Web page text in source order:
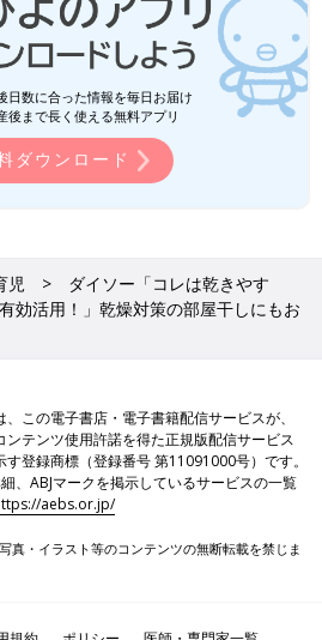
ドゥ「サッと拭ける」「これで完
面倒な掃除がラクになるおそうじ
4選
を迎える前には、家をきれいに掃除し
いですね！面倒に感じる大掃除も、便
テムを使うことでハードルが下がるこ
そこで今回は、キャンドゥで販売されて
除にも大活躍のお掃除グッズをご紹介
販売されています！今までストレスに
たことも、あるアイテムで解決しちゃ
日数に合った情報を毎日お届け
後まで長く使える無料アプリ
ダウンロード
児
ダイソー「コレは乾きやす
効活用！」乾燥対策の部屋干しにもお
、この電子書店・電子書籍配信サービスが、
ンテンツ使用許諾を得た正規版配信サービス
す登録商標（登録番号 第11091000号）です。
、ABJマークを掲示しているサービスの一覧
aebs.or.jp/
真・イラスト等のコンテンツの無断転載を禁じま